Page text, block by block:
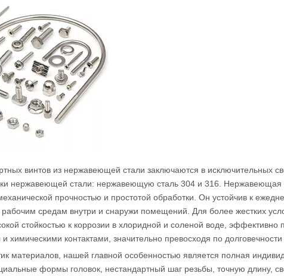
винтов из нержавеющей стали заключаются в исключительных
нержавеющей стали: нержавеющую сталь 304 и 316.
прочностью и простотой обработки. Он устойчив к
средам внутри и снаружи помещений. Для более жестких
стойкостью к коррозии в хлоридной и соленой воде,
химическими контактами, значительно превосходя по
материалов, нашей главной особенностью является полная
формы головок, нестандартный шаг резьбы, точную длину,